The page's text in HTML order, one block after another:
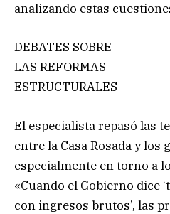
analizando estas
DEBATES SOBRE
LAS REFORMAS
ESTRUCTURALES
El especialista repasó las
entre la Casa Rosada y
especialmente en torno a
«Cuando el Gobierno dice
con ingresos brutos’, las